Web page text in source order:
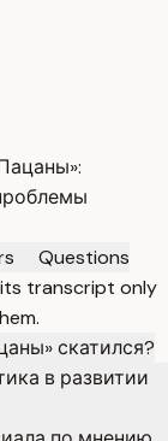
Questions
transcript only
скатился?
в развитии